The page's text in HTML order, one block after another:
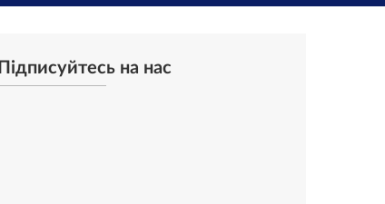
Підписуйтесь на нас